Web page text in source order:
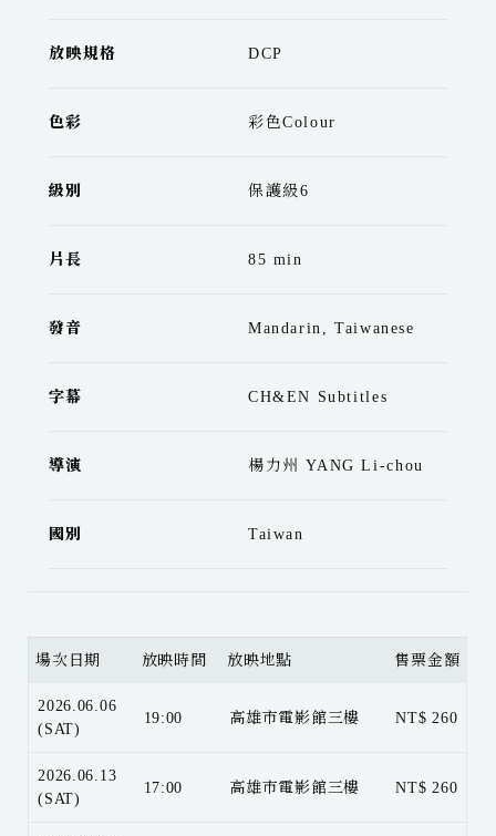
放映規格 DCP
色彩 彩色Colour
級別 保護級6
片長 85 min
發音 Mandarin, Taiwanese
字幕 CH&EN Subtitles
導演 楊力州 YANG Li-chou
國別 Taiwan
場次日期 放映時間 放映地點 售票金額
2026.06.06
(SAT)
19:00 高雄市電影館三樓 NT$ 260
2026.06.13
(SAT)
17:00 高雄市電影館三樓 NT$ 260